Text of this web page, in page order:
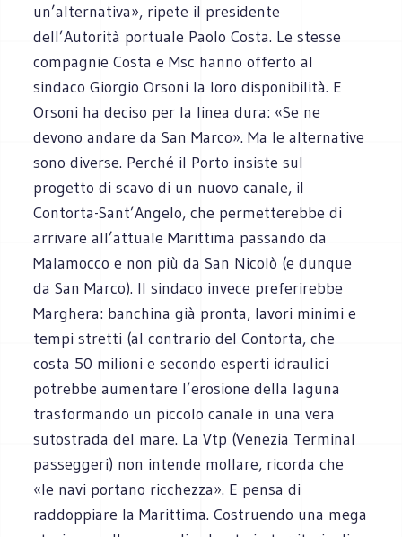
un’alternativa», ripete il presidente
dell’Autorità portuale Paolo Costa. Le stesse
compagnie Costa e Msc hanno offerto al
sindaco Giorgio Orsoni la loro disponibilità. E
Orsoni ha deciso per la linea dura: «Se ne
devono andare da San Marco». Ma le alternative
sono diverse. Perché il Porto insiste sul
progetto di scavo di un nuovo canale, il
Contorta-Sant’Angelo, che permetterebbe di
arrivare all’attuale Marittima passando da
Malamocco e non più da San Nicolò (e dunque
da San Marco). Il sindaco invece preferirebbe
Marghera: banchina già pronta, lavori minimi e
tempi stretti (al contrario del Contorta, che
costa 50 milioni e secondo esperti idraulici
potrebbe aumentare l’erosione della laguna
trasformando un piccolo canale in una vera
sutostrada del mare. La Vtp (Venezia Terminal
passeggeri) non intende mollare, ricorda che
«le navi portano ricchezza». E pensa di
raddoppiare la Marittima. Costruendo una mega